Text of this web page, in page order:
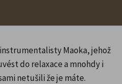
Maoka, jehož
do relaxace a mnohdy i
netušili že je máte.